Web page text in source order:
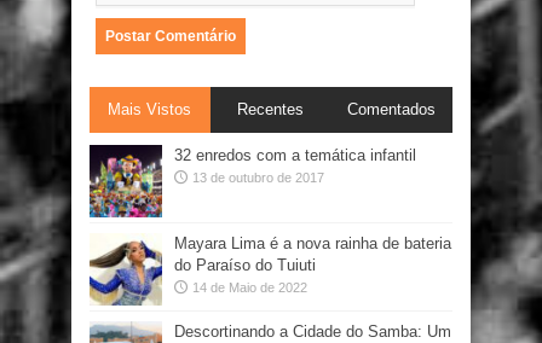
Mais Vistos Recentes Comentados
32 enredos com a temática infantil
13 de outubro de 2017
Mayara Lima é a nova rainha de bateria
do Paraíso do Tuiuti
14 de Maio de 2022
Descortinando a Cidade do Samba: Um